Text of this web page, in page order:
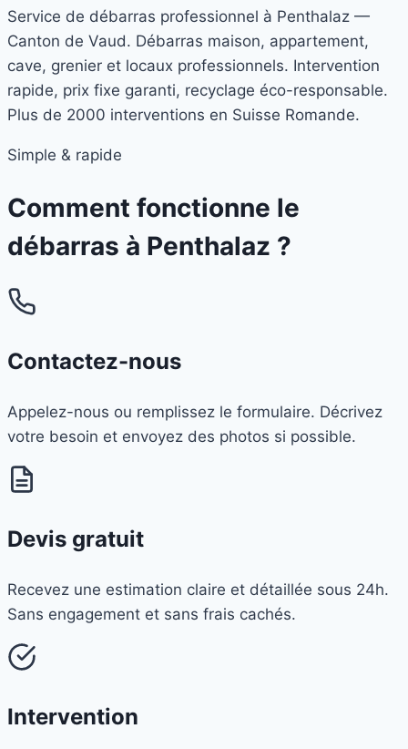
Service de débarras professionnel à Penthalaz —
Canton de Vaud. Débarras maison, appartement,
cave, grenier et locaux professionnels. Intervention
rapide, prix fixe garanti, recyclage éco-responsable.
Plus de 2000 interventions en Suisse Romande.
Simple & rapide
Comment fonctionne le
débarras à Penthalaz ?
Contactez-nous
Appelez-nous ou remplissez le formulaire. Décrivez
votre besoin et envoyez des photos si possible.
Devis gratuit
Recevez une estimation claire et détaillée sous 24h.
Sans engagement et sans frais cachés.
Intervention